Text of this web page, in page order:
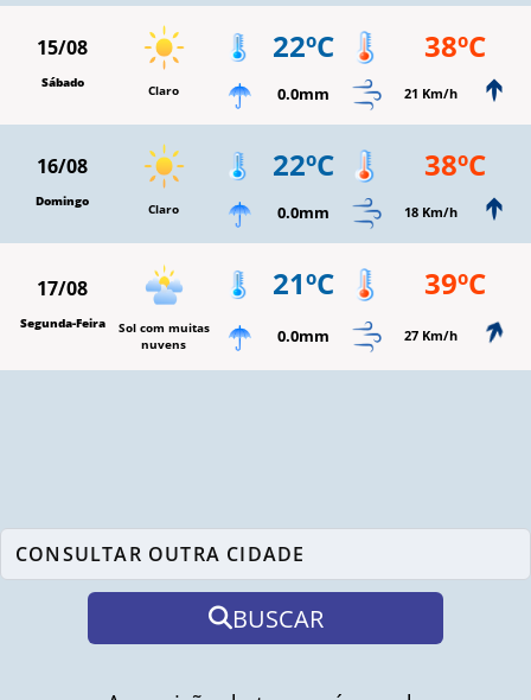
15/08
Sábado Claro
22ºC 38ºC
0.0mm 21 Km/h
16/08
Domingo Claro
22ºC 38ºC
0.0mm 18 Km/h
17/08
Segunda-Feira
Sol com muitas
nuvens
21ºC 39ºC
0.0mm 27 Km/h
BUSCAR